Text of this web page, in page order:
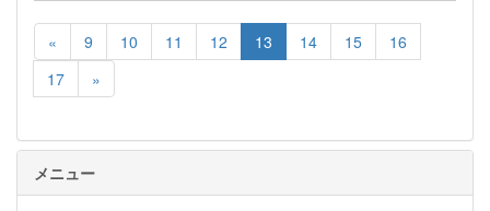
« 9 10 11 12 13 14 15
16
17
»
メニュー